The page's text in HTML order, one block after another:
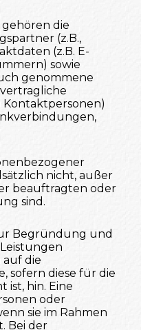
die
(z.B.,
(z.B. E-
sowie
genommene
Kontaktpersonen)
nicht, außer
beauftragten oder
sind.
Begründung und
auf die
sofern diese für die
ist, hin. Eine
oder
sie im Rahmen
Bei der